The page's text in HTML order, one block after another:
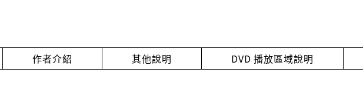
作者介紹 其他說明 DVD 播放區域說明